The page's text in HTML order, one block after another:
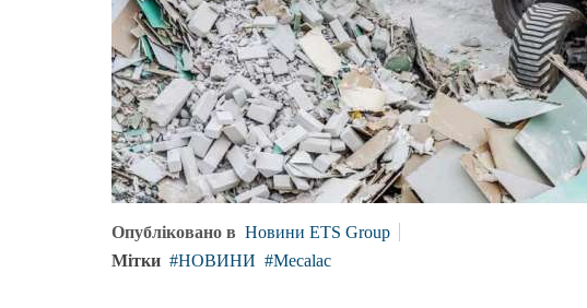
Опубліковано в Новини ETS Group
Мітки
НОВИНИ Mecalac